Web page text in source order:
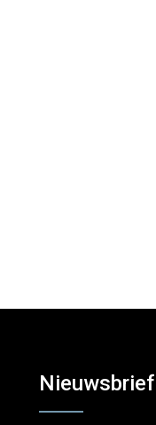
Nieuwsbrief